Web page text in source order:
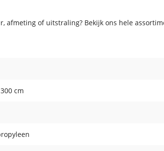
afmeting of uitstraling? Bekijk ons hele
cm